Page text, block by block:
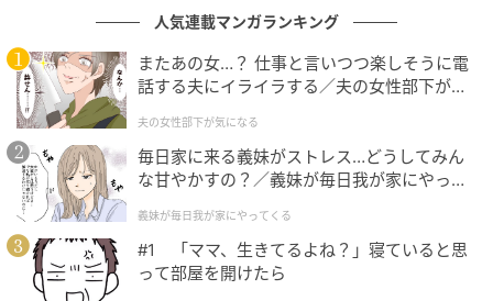
のリクエスト曲、制服姿で臨んだ合コン、そんなアナ
ログな出会いが、純粋さをまっすぐに呼び覚ました。
2. 絶望の中で咲いた青春、互いの支えとなった2人の
少女、キム・ダミとシン・イェウン
ヨンレの母（演者イ・ジョンウン）のリヤカー事故で
現実が粉々に砕け散った時、ヨンレは絶望した。しか
し彼女のそばには親友ソ・ジョンヒ（演者シン・イェ
ウン）がいた。
人気連載マンガランキング
またあの女…？ 仕事と言いつつ楽しそうに電
話する夫にイライラする／夫の女性部下が気
夫の女性部下が気になる
毎日家に来る義妹がストレス…どうしてみん
な甘やかすの？／義妹が毎日我が家にやって
が】
義妹が毎日我が家にやってくる
#1 「ママ、生きてるよね？」寝ていると思
って部屋を開けたら